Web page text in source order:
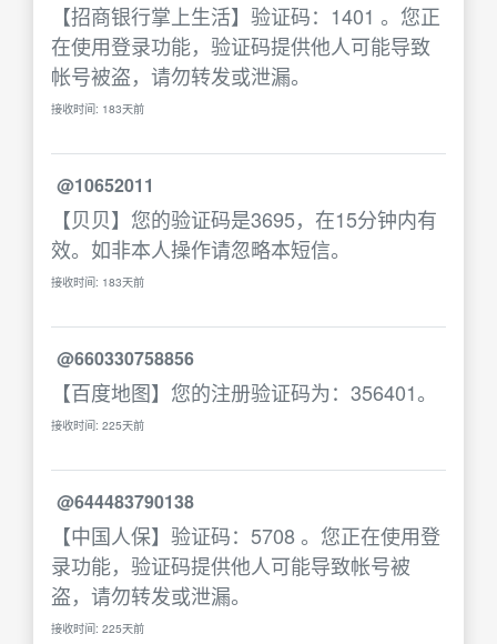
【招商银行掌上生活】验证码：1401 。您正
在使用登录功能，验证码提供他人可能导致
帐号被盗，请勿转发或泄漏。
接收时间: 183天前
@10652011
【贝贝】您的验证码是3695，在15分钟内有
效。如非本人操作请忽略本短信。
接收时间: 183天前
@660330758856
【百度地图】您的注册验证码为：356401。
接收时间: 225天前
@644483790138
【中国人保】验证码：5708 。您正在使用登
录功能，验证码提供他人可能导致帐号被
盗，请勿转发或泄漏。
接收时间: 225天前